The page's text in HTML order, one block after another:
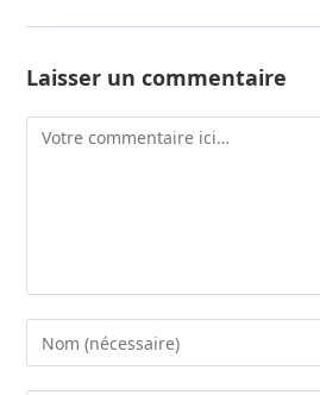
Laisser un commentaire
Comment
Enter
your